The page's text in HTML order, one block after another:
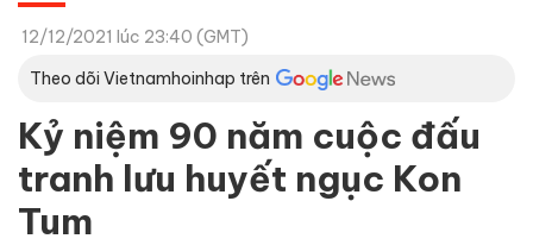
12/12/2021 lúc 23:40 (GMT)
Theo dõi Vietnamhoinhap trên
Kỷ niệm 90 năm cuộc đấu
tranh lưu huyết ngục Kon
Tum